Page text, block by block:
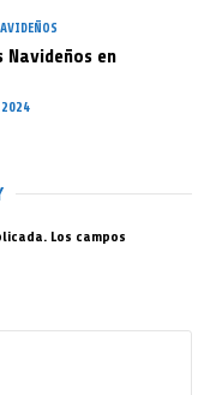
Navideños en
Los campos